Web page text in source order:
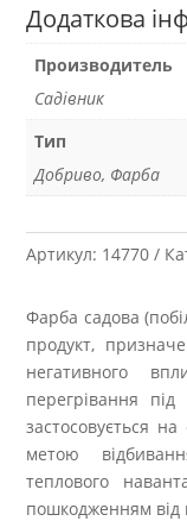
Додаткова
Производитель
Садівник
Тип
Добриво, Фарба
Артикул: 14770
Фарба садова
продукт,
негативного
перегрівання
застосовується
метою
теплового
пошкодженням від